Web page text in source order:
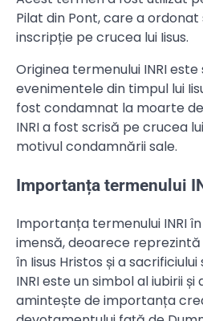
Pilat din Pont, care a
inscripție pe crucea lui Iisus.
Originea termenului INRI
evenimentele din timpul lui
fost condamnat la moarte
INRI a fost scrisă pe crucea
motivul condamnării sale.
Importanța termenului
Importanța termenului INRI
imensă, deoarece
în Iisus Hristos și a
INRI este un simbol al iubirii
amintește de importanța